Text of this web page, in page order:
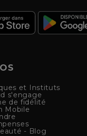
et Instituts
s'engage
de fidélité
Mobile
- Blog